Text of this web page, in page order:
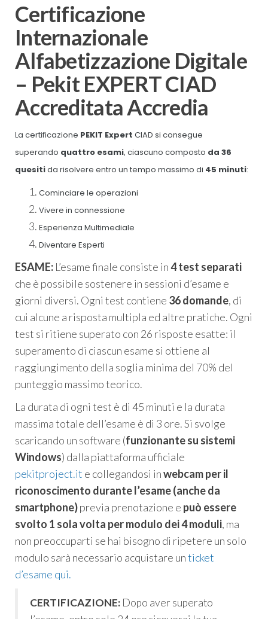
Certificazione
Internazionale
Alfabetizzazione Digitale
– Pekit EXPERT CIAD
Accreditata Accredia
La certificazione PEKIT Expert CIAD si consegue
superando quattro esami, ciascuno composto da 36
quesitida risolvere entro un tempo massimo di 45 minuti:
Cominciare le operazioni
Vivere in connessione
Esperienza Multimediale
Diventare Esperti
ESAME: L’esame finale consiste in4 test separati
che è possibile sostenere in sessioni d’esame e
giorni diversi. Ogni test contiene 36 domande, di
cui alcune a risposta multipla ed altre pratiche. Ogni
test si ritiene superato con 26 risposte esatte: il
superamento di ciascun esame si ottiene al
raggiungimento della soglia minima del 70% del
punteggio massimo teorico.
La durata di ogni test è di 45 minuti e la durata
massima totale dell’esame è di 3 ore. Si svolge
scaricando un software (funzionante su sistemi
Windows) dalla piattaforma ufficiale
pekitproject.it e collegandosi inwebcam per il
riconoscimento durante l’esame (anche da
smartphone)previa prenotazione e può essere
svolto 1 sola volta per modulo dei 4 moduli, ma
non preoccuparti se hai bisogno di ripetere un solo
modulo sarà necessario acquistare unticket
d’esame qui.
CERTIFICAZIONE: Dopo aver superato